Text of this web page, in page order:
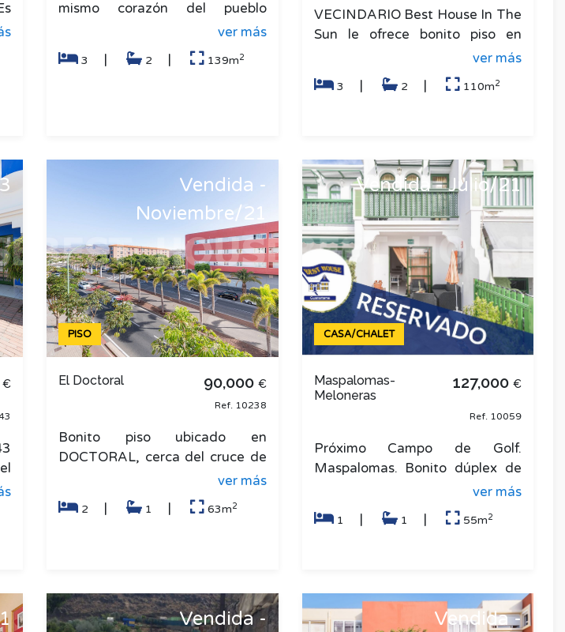
mismo corazón del pueblo
fantástico piso de 134m2. Antes
4 dormitorios, ahora 3 dobles,
ver más
3 2 139m2
VECINDARIO Best House In The
Sun le ofrece bonito piso en
venta en Vecindario, a 100
metros del Centro Comercial
Atlá
ver más
3 2 110m2
€
Vendida -
Noviembre/21
PISO
El Doctoral 90,000 €
Ref. 10238
Bonito piso ubicado en
DOCTORAL, cerca del cruce de
Doctoral y Vecindario. La
vivienda cuenta con dos
dormitorios, ba�
ver más
2 1 63m2
Vendida - Julio/21
CASA/CHALET
Maspalomas-
Meloneras
127,000 €
Ref. 10059
Próximo Campo de Golf.
Maspalomas. Bonito dúplex de
un dormitorio con amplio baño,
salón cocina totalmente
amuebla
ver más
1 1 55m2
Vendida - Vendida -